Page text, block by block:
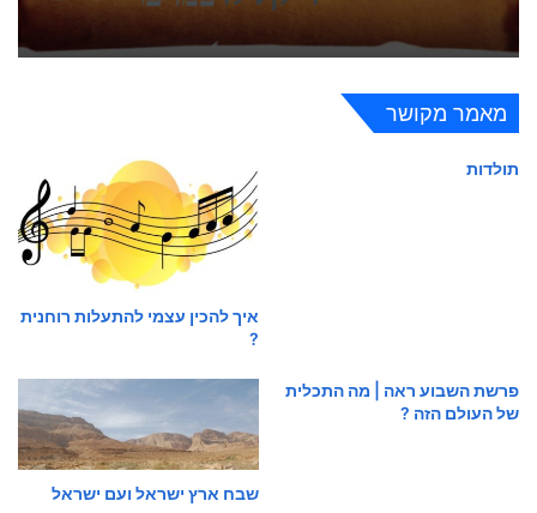
מאמר מקושר
תולדות
איך להכין עצמי להתעלות רוחנית
?
פרשת השבוע ראה | מה התכלית
של העולם הזה ?
שבח ארץ ישראל ועם ישראל